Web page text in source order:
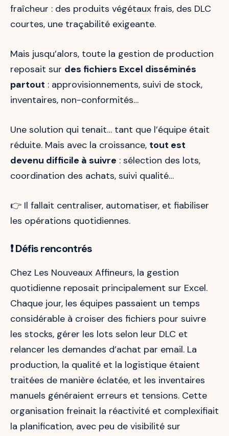
fraîcheur : des produits végétaux frais, des DLC
courtes, une traçabilité exigeante.
Mais jusqu’alors, toute la gestion de production
reposait sur des fichiers Excel disséminés
partout : approvisionnements, suivi de stock,
inventaires, non-conformités…
Une solution qui tenait… tant que l’équipe était
réduite. Mais avec la croissance, tout est
devenu difficile à suivre : sélection des lots,
coordination des achats, suivi qualité…
👉 Il fallait centraliser, automatiser, et fiabiliser
les opérations quotidiennes.
❗Défis rencontrés
Chez Les Nouveaux Affineurs, la gestion
quotidienne reposait principalement sur Excel.
Chaque jour, les équipes passaient un temps
considérable à croiser des fichiers pour suivre
les stocks, gérer les lots selon leur DLC et
relancer les demandes d’achat par email. La
production, la qualité et la logistique étaient
traitées de manière éclatée, et les inventaires
manuels généraient erreurs et tensions. Cette
organisation freinait la réactivité et complexifiait
la planification, avec peu de visibilité sur